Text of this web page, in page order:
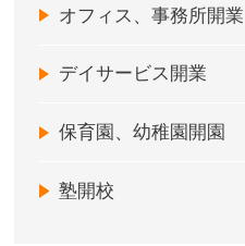
オフィス、事務所開業
デイサービス開業
保育園、幼稚園開園
塾開校